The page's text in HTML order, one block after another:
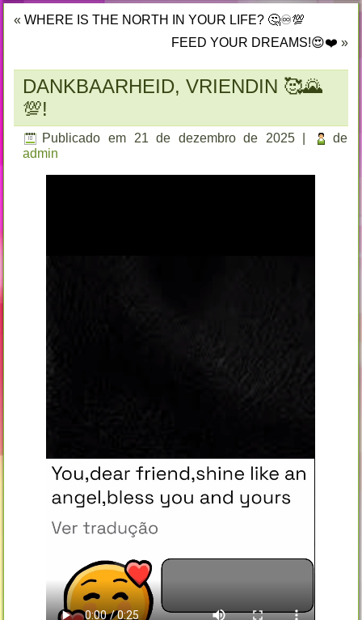
«WHERE IS THE NORTH IN YOUR LIFE? 🤔♾️💯
FEED YOUR DREAMS!😍❤️ »
DANKBAARHEID, VRIENDIN 🥰🌄
💯!
Publicado em 21 de dezembro de 2025|
de
admin